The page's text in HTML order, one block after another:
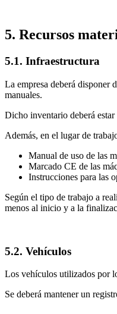
5. Recursos
5.1. Infraestructura
La empresa deberá disponer
manuales.
Dicho inventario deberá
Además, en el lugar de
Manual de uso de las
Marcado CE de las
Instrucciones para las
Según el tipo de trabajo a
menos al inicio y a la
5.2. Vehículos
Los vehículos utilizados por
Se deberá mantener un